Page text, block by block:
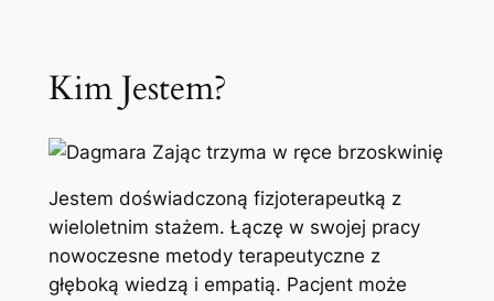
Kim Jestem?
Jestem doświadczoną fizjoterapeutką z
wieloletnim stażem. Łączę w swojej pracy
nowoczesne metody terapeutyczne z
głęboką wiedzą i empatią. Pacjent może